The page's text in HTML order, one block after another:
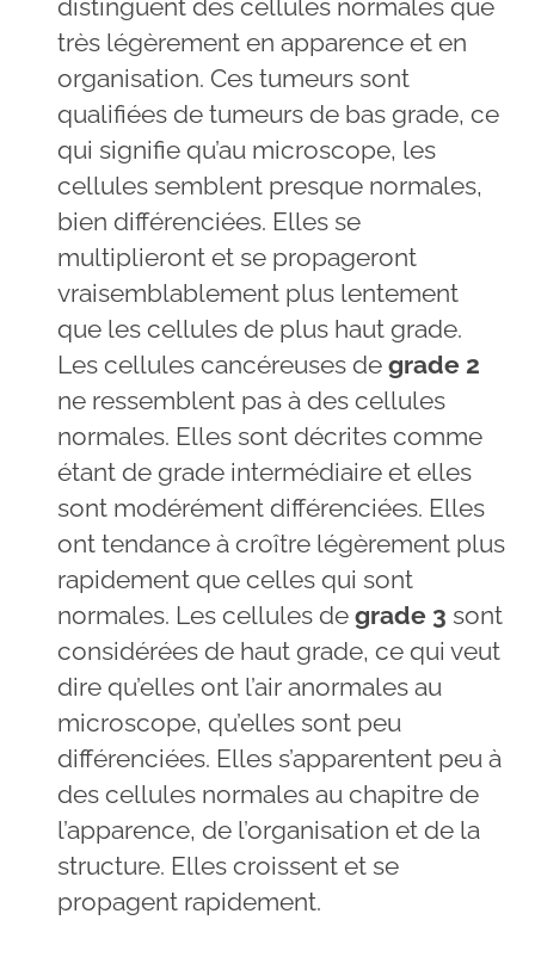
distinguent des cellules normales que
très légèrement en apparence et en
organisation. Ces tumeurs sont
qualifiées de tumeurs de bas grade, ce
qui signifie qu’au microscope, les
cellules semblent presque normales,
bien différenciées. Elles se
multiplieront et se propageront
vraisemblablement plus lentement
que les cellules de plus haut grade.
Les cellules cancéreuses de grade 2
ne ressemblent pas à des cellules
normales. Elles sont décrites comme
étant de grade intermédiaire et elles
sont modérément différenciées. Elles
ont tendance à croître légèrement plus
rapidement que celles qui sont
normales. Les cellules de grade 3 sont
considérées de haut grade, ce qui veut
dire qu’elles ont l’air anormales au
microscope, qu’elles sont peu
différenciées. Elles s’apparentent peu à
des cellules normales au chapitre de
l’apparence, de l’organisation et de la
structure. Elles croissent et se
propagent rapidement.